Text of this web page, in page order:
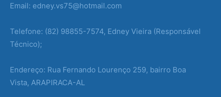
Email: edney.vs75@hotmail.com
Telefone: (82) 98855-7574, Edney Vieira (Responsável
Técnico);
Endereço: Rua Fernando Lourenço 259, bairro Boa
Vista, ARAPIRACA-AL